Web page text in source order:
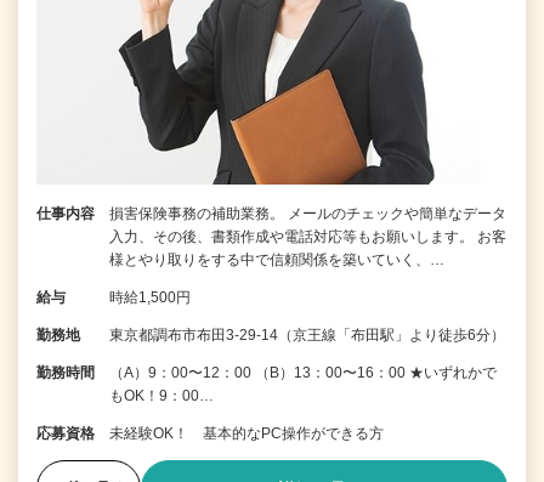
仕事内容
損害保険事務の補助業務。 メールのチェックや簡単なデータ
入力、その後、書類作成や電話対応等もお願いします。 お客
様とやり取りをする中で信頼関係を築いていく、…
給与 時給1,500円
勤務地 東京都調布市布田3-29-14（京王線「布田駅」より徒歩6分）
勤務時間
（A）9：00〜12：00 （B）13：00〜16：00 ★いずれかで
もOK！9：00…
応募資格 未経験OK！ 基本的なPC操作ができる方